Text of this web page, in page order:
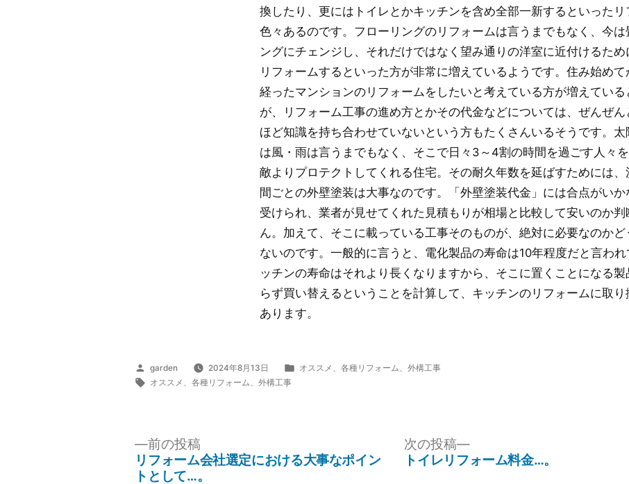
換したり、更にはトイレとかキッチンを含め全部一新するといった
色々あるのです。フローリングのリフォームは言うまでもなく、今は
ングにチェンジし、それだけではなく望み通りの洋室に近付けるため
リフォームするといった方が非常に増えているようです。住み始めて
経ったマンションのリフォームをしたいと考えている方が増えている
が、リフォーム工事の進め方とかその代金などについては、ぜんぜん
ほど知識を持ち合わせていないという方もたくさんいるそうです。太
は風・雨は言うまでもなく、そこで日々3～4割の時間を過ごす人々
敵よりプロテクトしてくれる住宅。その耐久年数を延ばすためには、
間ごとの外壁塗装は大事なのです。「外壁塗装代金」には合点がいか
受けられ、業者が見せてくれた見積もりが相場と比較して安いのか
ん。加えて、そこに載っている工事そのものが、絶対に必要なのかど
ないのです。一般的に言うと、電化製品の寿命は10年程度だと言わ
ッチンの寿命はそれより長くなりますから、そこに置くことになる
らず買い替えるということを計算して、キッチンのリフォームに取
あります。
投
稿
garden 2024年8月13日
カ
オススメ 各種リフォーム
外構工事
タ
オススメ 、各種リフォーム 、外構工事
前の投稿
の
投
リフォーム会社選定における大事なポイン
トとして…。
次の投稿
次
の
トイレリフォーム料金…。